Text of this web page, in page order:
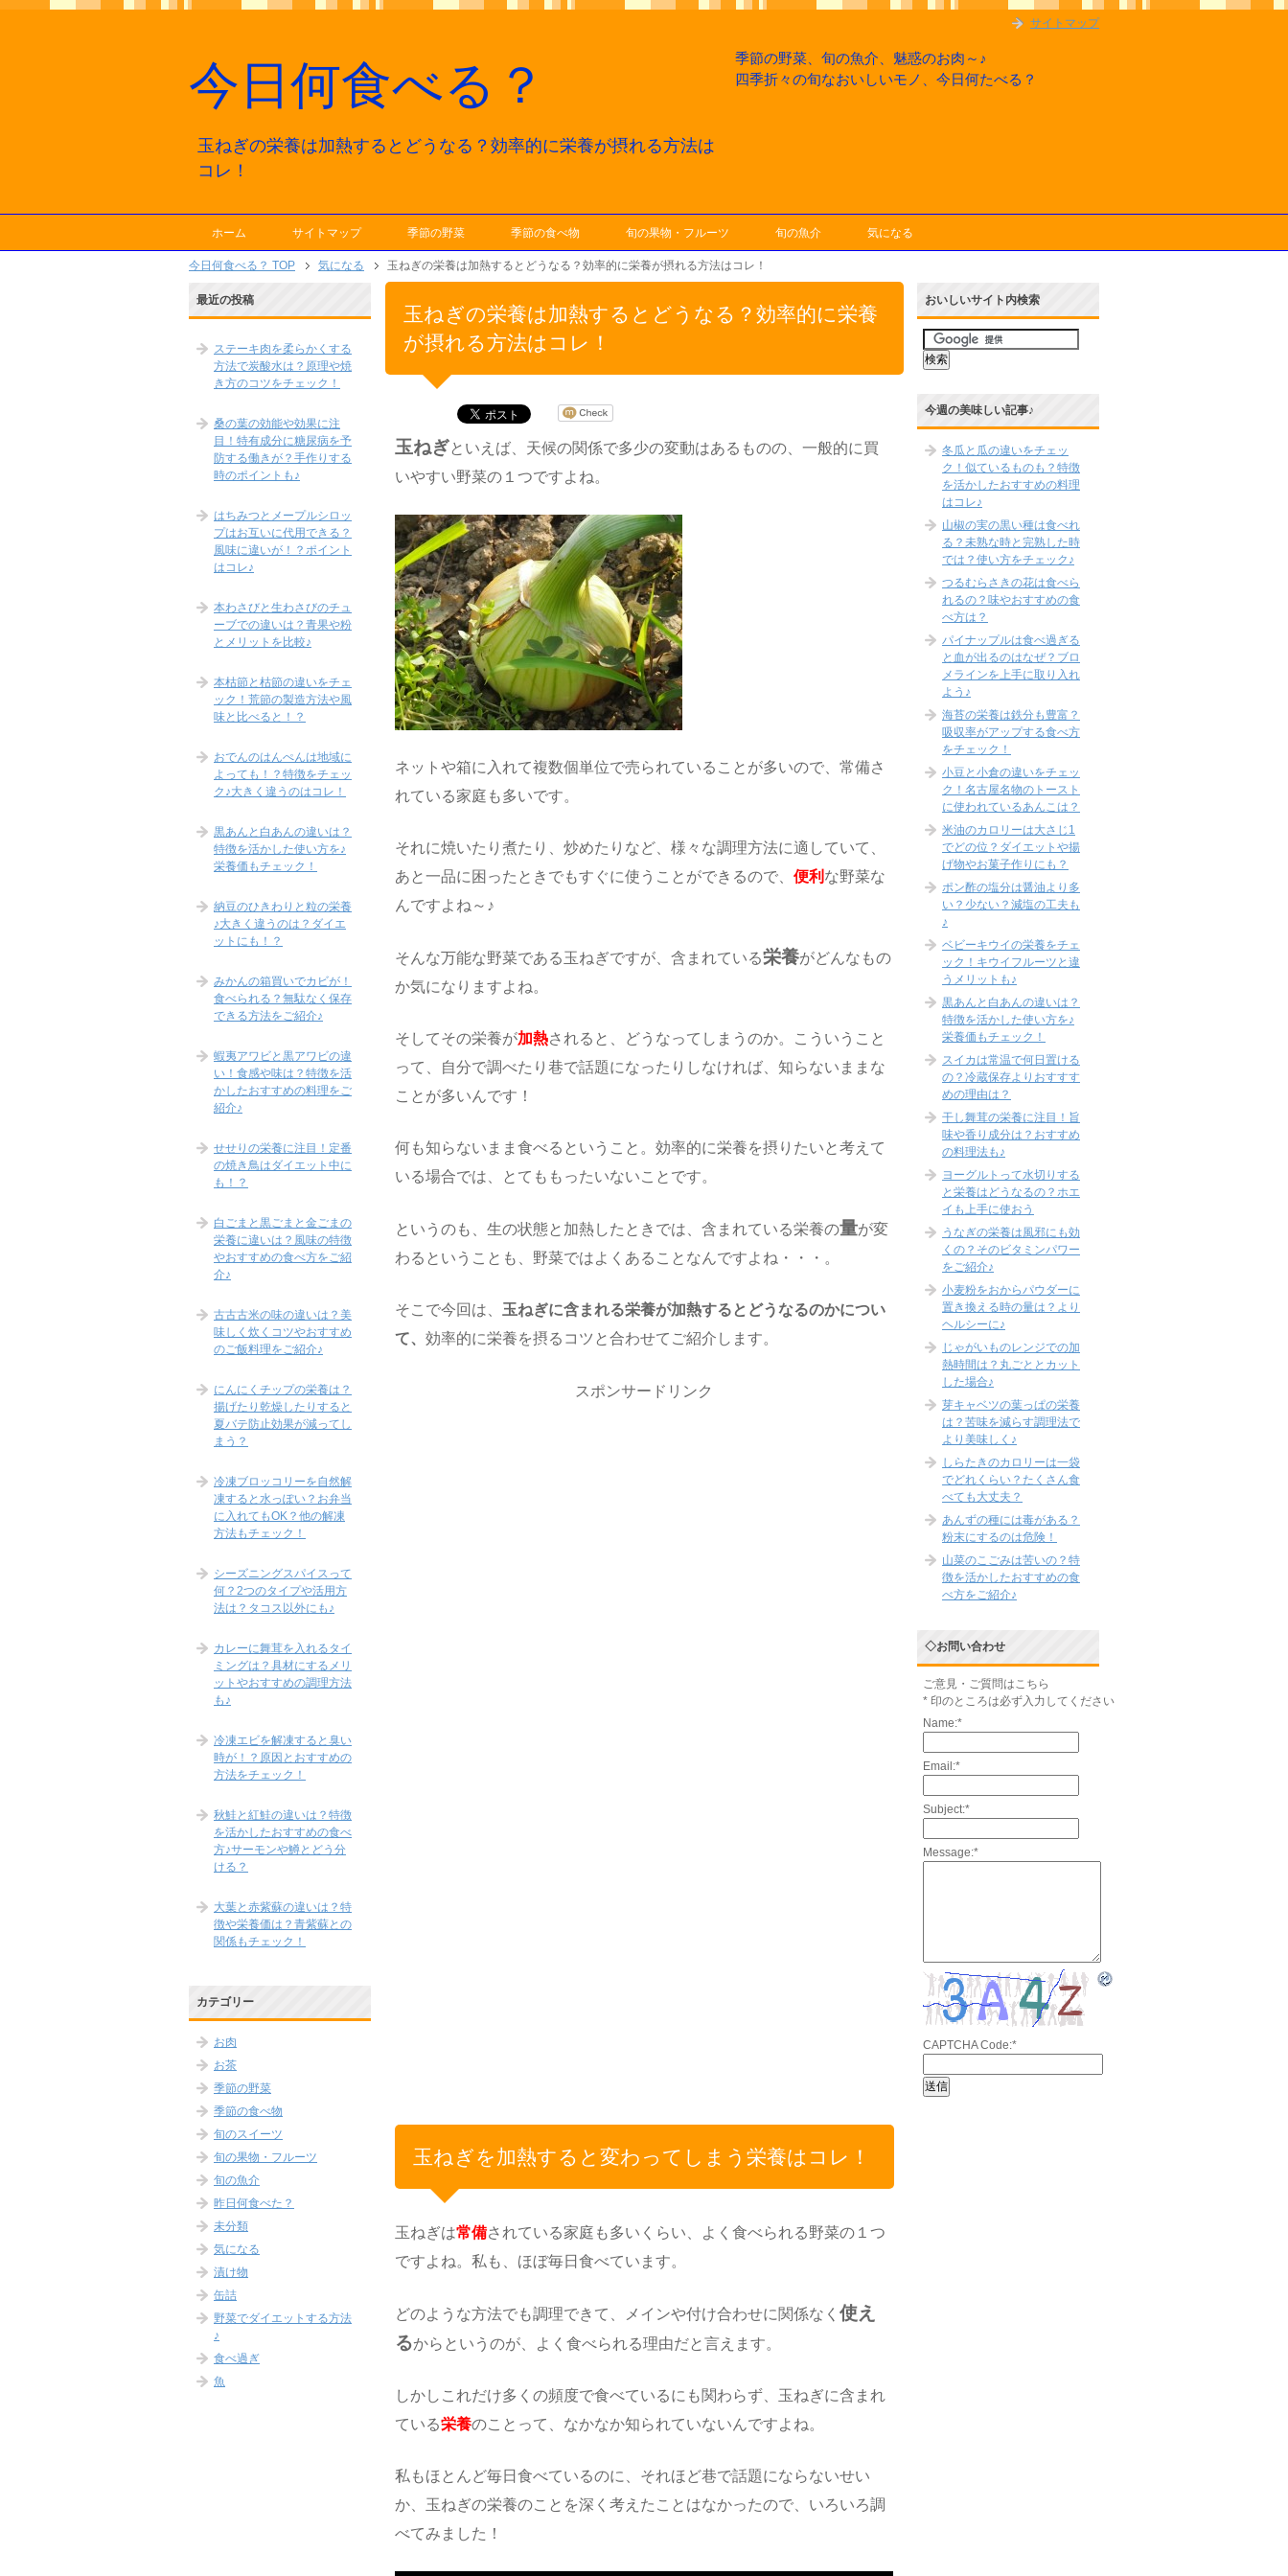
今日何食べる？
玉ねぎの栄養は加熱するとどうなる？効率的に栄養が摂れる方法は
コレ！
季節の野菜、旬の魚介、魅惑のお肉～♪
四季折々の旬なおいしいモノ、今日何たべる？
ホーム サイトマップ 季節の野菜 季節の食べ物 旬の果物・フルーツ 旬の魚介 気になる
今日何食べる？ TOP 気になる 玉ねぎの栄養は加熱するとどうなる？効率的に栄養が摂れる方法はコレ！
玉ねぎの栄養は加熱するとどうなる？効率的に栄養
が摂れる方法はコレ！
玉ねぎといえば、天候の関係で多少の変動はあるものの、一般的に買
いやすい野菜の１つですよね。
ネットや箱に入れて複数個単位で売られていることが多いので、常備さ
れている家庭も多いです。
それに焼いたり煮たり、炒めたりなど、様々な調理方法に適していて、
あと一品に困ったときでもすぐに使うことができるので、便利 な野菜な
んですよね～♪
そんな万能な野菜である玉ねぎですが、含まれている栄養がどんなもの
か気になりますよね。
そしてその栄養が加熱されると、どうなってしまうのか。こういうこと
って、自分で調べたり巷で話題になったりしなければ、知らないままな
ことが多いんです！
何も知らないまま食べるということ。効率的に栄養を摂りたいと考えて
いる場合では、とてももったいないことです。
というのも、生の状態と加熱したときでは、含まれている栄養の量が変
わるということも、野菜ではよくあることなんですよね・・・。
そこで今回は、 玉ねぎに含まれる栄養が加熱するとどうなるのかについ
て、効率的に栄養を摂るコツと合わせてご紹介します。
スポンサードリンク
玉ねぎを加熱すると変わってしまう栄養はコレ！
玉ねぎは常備されている家庭も多いくらい、よく食べられる野菜の１つ
ですよね。私も、ほぼ毎日食べています。
どのような方法でも調理できて、メインや付け合わせに関係なく使え
るからというのが、よく食べられる理由だと言えます。
しかしこれだけ多くの頻度で食べているにも関わらず、玉ねぎに含まれ
ている栄養のことって、なかなか知られていないんですよね。
私もほとんど毎日食べているのに、それほど巷で話題にならないせい
か、玉ねぎの栄養のことを深く考えたことはなかったので、いろいろ調
べてみました！
最近の投稿
ステーキ肉を柔らかくする
方法で炭酸水は？原理や焼
き方のコツをチェック！
桑の葉の効能や効果に注
目！特有成分に糖尿病を予
防する働きが？手作りする
時のポイントも♪
はちみつとメープルシロッ
プはお互いに代用できる？
風味に違いが！？ポイント
はコレ♪
本わさびと生わさびのチュ
ーブでの違いは？青果や粉
とメリットを比較♪
本枯節と枯節の違いをチェ
ック！荒節の製造方法や風
味と比べると！？
おでんのはんぺんは地域に
よっても！？特徴をチェッ
ク♪大きく違うのはコレ！
黒あんと白あんの違いは？
特徴を活かした使い方を♪
栄養価もチェック！
納豆のひきわりと粒の栄養
♪大きく違うのは？ダイエ
ットにも！？
みかんの箱買いでカビが！
食べられる？無駄なく保存
できる方法をご紹介♪
蝦夷アワビと黒アワビの違
い！食感や味は？特徴を活
かしたおすすめの料理をご
紹介♪
せせりの栄養に注目！定番
の焼き鳥はダイエット中に
も！？
白ごまと黒ごまと金ごまの
栄養に違いは？風味の特徴
やおすすめの食べ方をご紹
介♪
古古古米の味の違いは？美
味しく炊くコツやおすすめ
のご飯料理をご紹介♪
にんにくチップの栄養は？
揚げたり乾燥したりすると
夏バテ防止効果が減ってし
まう？
冷凍ブロッコリーを自然解
凍すると水っぽい？お弁当
に入れてもOK？他の解凍
方法もチェック！
シーズニングスパイスって
何？2つのタイプや活用方
法は？タコス以外にも♪
カレーに舞茸を入れるタイ
ミングは？具材にするメリ
ットやおすすめの調理方法
も♪
冷凍エビを解凍すると臭い
時が！？原因とおすすめの
方法をチェック！
秋鮭と紅鮭の違いは？特徴
を活かしたおすすめの食べ
方♪サーモンや鱒とどう分
ける？
大葉と赤紫蘇の違いは？特
徴や栄養価は？青紫蘇との
関係もチェック！
カテゴリー
お肉
お茶
季節の野菜
季節の食べ物
旬のスイーツ
旬の果物・フルーツ
旬の魚介
昨日何食べた？
未分類
気になる
漬け物
缶詰
野菜でダイエットする方法
♪
食べ過ぎ
魚
おいしいサイト内検索
今週の美味しい記事♪
冬瓜と瓜の違いをチェッ
ク！似ているものも？特徴
を活かしたおすすめの料理
はコレ♪
山椒の実の黒い種は食べれ
る？未熟な時と完熟した時
では？使い方をチェック♪
つるむらさきの花は食べら
れるの？味やおすすめの食
べ方は？
パイナップルは食べ過ぎる
と血が出るのはなぜ？ブロ
メラインを上手に取り入れ
よう♪
海苔の栄養は鉄分も豊富？
吸収率がアップする食べ方
をチェック！
小豆と小倉の違いをチェッ
ク！名古屋名物のトースト
に使われているあんこは？
米油のカロリーは大さじ1
でどの位？ダイエットや揚
げ物やお菓子作りにも？
ポン酢の塩分は醤油より多
い？少ない？減塩の工夫も
♪
ベビーキウイの栄養をチェ
ック！キウイフルーツと違
うメリットも♪
黒あんと白あんの違いは？
特徴を活かした使い方を♪
栄養価もチェック！
スイカは常温で何日置ける
の？冷蔵保存よりおすすす
めの理由は？
干し舞茸の栄養に注目！旨
味や香り成分は？おすすめ
の料理法も♪
ヨーグルトって水切りする
と栄養はどうなるの？ホエ
イも上手に使おう
うなぎの栄養は風邪にも効
くの？そのビタミンパワー
をご紹介♪
小麦粉をおからパウダーに
置き換える時の量は？より
ヘルシーに♪
じゃがいものレンジでの加
熱時間は？丸ごととカット
した場合♪
芽キャベツの葉っぱの栄養
は？苦味を減らす調理法で
より美味しく♪
しらたきのカロリーは一袋
でどれくらい？たくさん食
べても大丈夫？
あんずの種には毒がある？
粉末にするのは危険！
山菜のこごみは苦いの？特
徴を活かしたおすすめの食
べ方をご紹介♪
◇お問い合わせ
ご意見・ご質問はこちら
* 印のところは必ず入力してください
Name:*
Email:*
Subject:*
Message:*
CAPTCHA Code:*
サイトマップ